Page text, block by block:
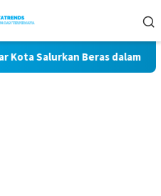
Salurkan Beras dalam